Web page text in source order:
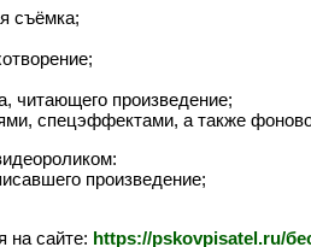
съёмка;
читающего произведение;
спецэффектами, а также
произведение;
на сайте: https://pskovpisatel.ru/